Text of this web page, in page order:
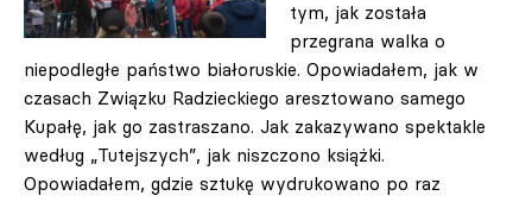
tym, jak została
przegrana walka o
niepodległe państwo białoruskie. Opowiadałem, jak w
czasach Związku Radzieckiego aresztowano samego
Kupałę, jak go zastraszano. Jak zakazywano spektakle
według „Tutejszych”, jak niszczono książki.
Opowiadałem, gdzie sztukę wydrukowano po raz